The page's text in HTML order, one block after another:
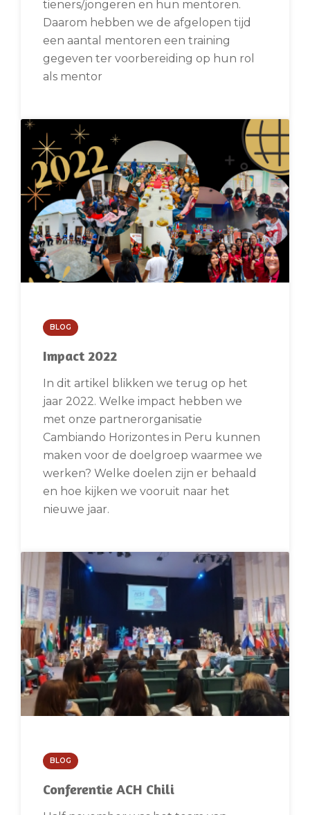
tieners/jongeren en hun mentoren.
Daarom hebben we de afgelopen tijd
een aantal mentoren een training
gegeven ter voorbereiding op hun rol
als mentor
BLOG
Impact 2022
In dit artikel blikken we terug op het
jaar 2022. Welke impact hebben we
met onze partnerorganisatie
Cambiando Horizontes in Peru kunnen
maken voor de doelgroep waarmee we
werken? Welke doelen zijn er behaald
en hoe kijken we vooruit naar het
nieuwe jaar.
BLOG
Conferentie ACH Chili